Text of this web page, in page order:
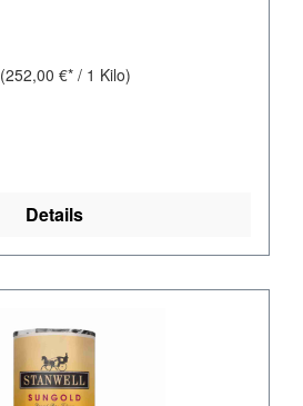
(252,00 €* / 1 Kilo)
Details